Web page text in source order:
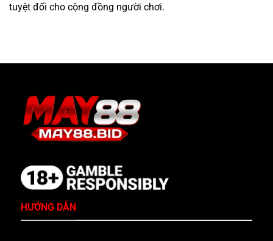
tuyệt đối cho cộng đồng người chơi.
HƯỚNG DẪN